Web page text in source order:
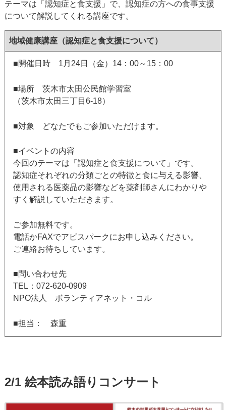
テーマは「認知症と食支援」で、認知症の方への食事支援
について解説してくれる講座です。
地域健康講座（認知症と食支援について）
■開催日時 1月24日（金）14：00～15：00
■場所 茨木市太田公民館学習室
（茨木市太田三丁目6-18）
■対象 どなたでもご参加いただけます。
■イベントの内容
今回のテーマは「認知症と食支援について」です。
認知症それぞれの分類ごとの特徴と食に与える影響、
使用される医薬品の影響などを薬剤師さんにわかりや
すく解説していただきます。
ご参加無料です。
電話かFAXでアピスパークにお申し込みください。
ご連絡お待ちしています。
■問い合わせ先
TEL：072-620-0909
NPO法人 ボランティアネット・コル
■担当： 森重
2/1 絵本読み語りコンサート